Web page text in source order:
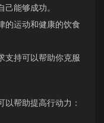
能够成功。
的运动和健康的饮食
支持可以帮助你克服
帮助提高行动力：